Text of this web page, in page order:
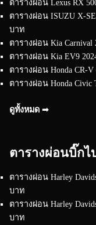
ตารางผ่อน Lexus RX
ตารางผ่อน ISUZU X-
บาท
ตารางผ่อน Kia
ตารางผ่อน Kia EV9
ตารางผ่อน Honda CR-
ตารางผ่อน Honda Civic
ดูทั้งหมด ➟
ตารางผ่อนบิ๊กไ
ตารางผ่อน Harley
บาท
ตารางผ่อน Harley
บาท